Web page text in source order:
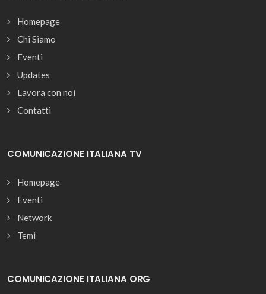
Homepage
Chi Siamo
Eventi
Updates
Lavora con noi
Contatti
COMUNICAZIONE ITALIANA TV
Homepage
Eventi
Network
Temi
COMUNICAZIONE ITALIANA ORG